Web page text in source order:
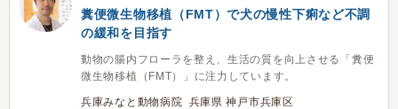
糞便微生物移植（FMT）で犬の慢性下痢など不調
の緩和を目指す
動物の腸内フローラを整え、生活の質を向上させる「糞便
微生物移植（FMT）」に注力しています。
兵庫みなと動物病院 兵庫県 神戸市兵庫区